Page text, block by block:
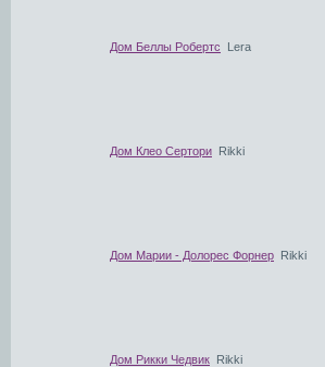
Дом Беллы Робертс Lera
Дом Клео Сертори Rikki
Дом Марии - Долорес Форнер Rikki
Дом Рикки Чедвик Rikki